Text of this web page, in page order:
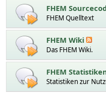
FHEM
FHEM Quelltext
FHEM Wiki
Das FHEM Wiki.
FHEM
Statistiken zur